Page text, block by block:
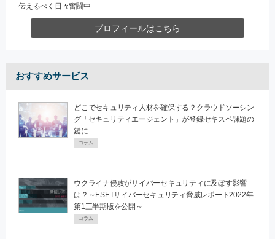
伝えるべく日々奮闘中
プロフィールはこちら
おすすめサービス
どこでセキュリティ人材を確保する？クラウドソーシン
グ「セキュリティエージェント」が登録セキスペ課題の
鍵に
コラム
ウクライナ侵攻がサイバーセキュリティに及ぼす影響
は？～ESETサイバーセキュリティ脅威レポート2022年
第1三半期版を公開～
コラム